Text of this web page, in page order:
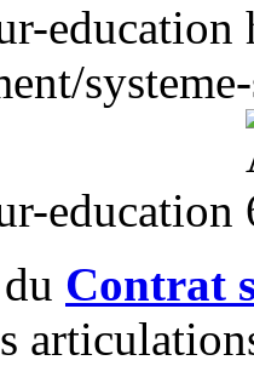
education
education
Contrat